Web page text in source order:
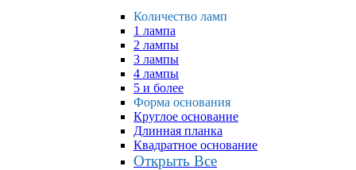
Количество ламп
1 лампа
2 лампы
3 лампы
4 лампы
5 и более
Форма основания
Круглое основание
Длинная планка
Квадратное основание
Открыть Все